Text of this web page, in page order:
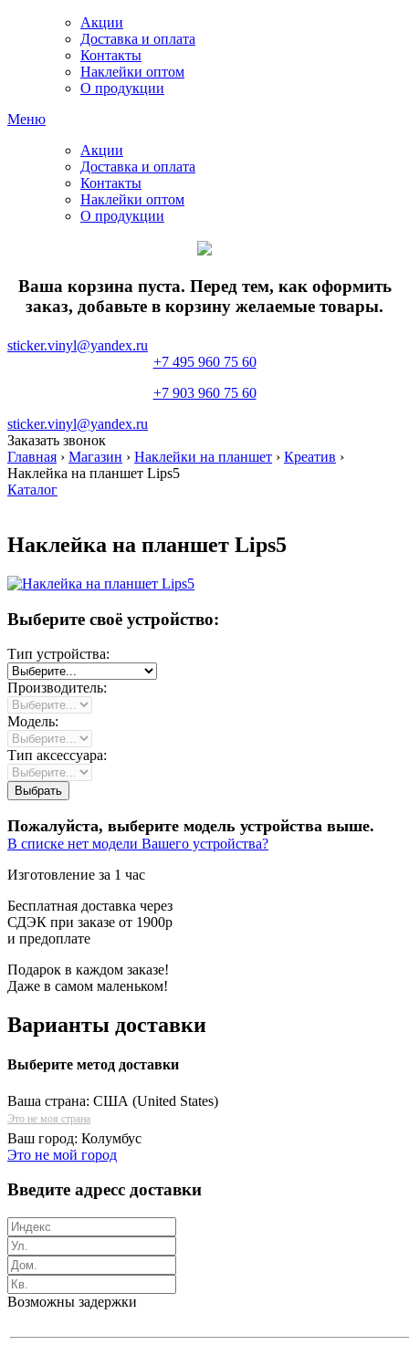
Акции
Доставка и оплата
Контакты
Наклейки оптом
О продукции
Меню
Акции
Доставка и оплата
Контакты
Наклейки оптом
О продукции
Ваша корзина пуста. Перед тем, как оформить
заказ, добавьте в корзину желаемые товары.
sticker.vinyl@yandex.ru
+7 495 960 75 60
+7 903 960 75 60
sticker.vinyl@yandex.ru
Заказать звонок
Главная › Магазин › Наклейки на планшет › Креатив ›
Наклейка на планшет Lips5
Каталог
Наклейка на планшет Lips5
Выберите своё устройство:
Тип устройства:
Производитель:
Модель:
Тип аксессуара:
Пожалуйста, выберите модель устройства выше.
В списке нет модели Вашего устройства?
Изготовление за 1 час
Бесплатная доставка через
СДЭК при заказе от 1900р
и предоплате
Подарок в каждом заказе!
Даже в самом маленьком!
Варианты доставки
Выберите метод доставки
Ваша страна: США (United States)
Это не моя страна
Ваш город: Колумбус
Это не мой город
Введите адресс доставки
Возможны задержки